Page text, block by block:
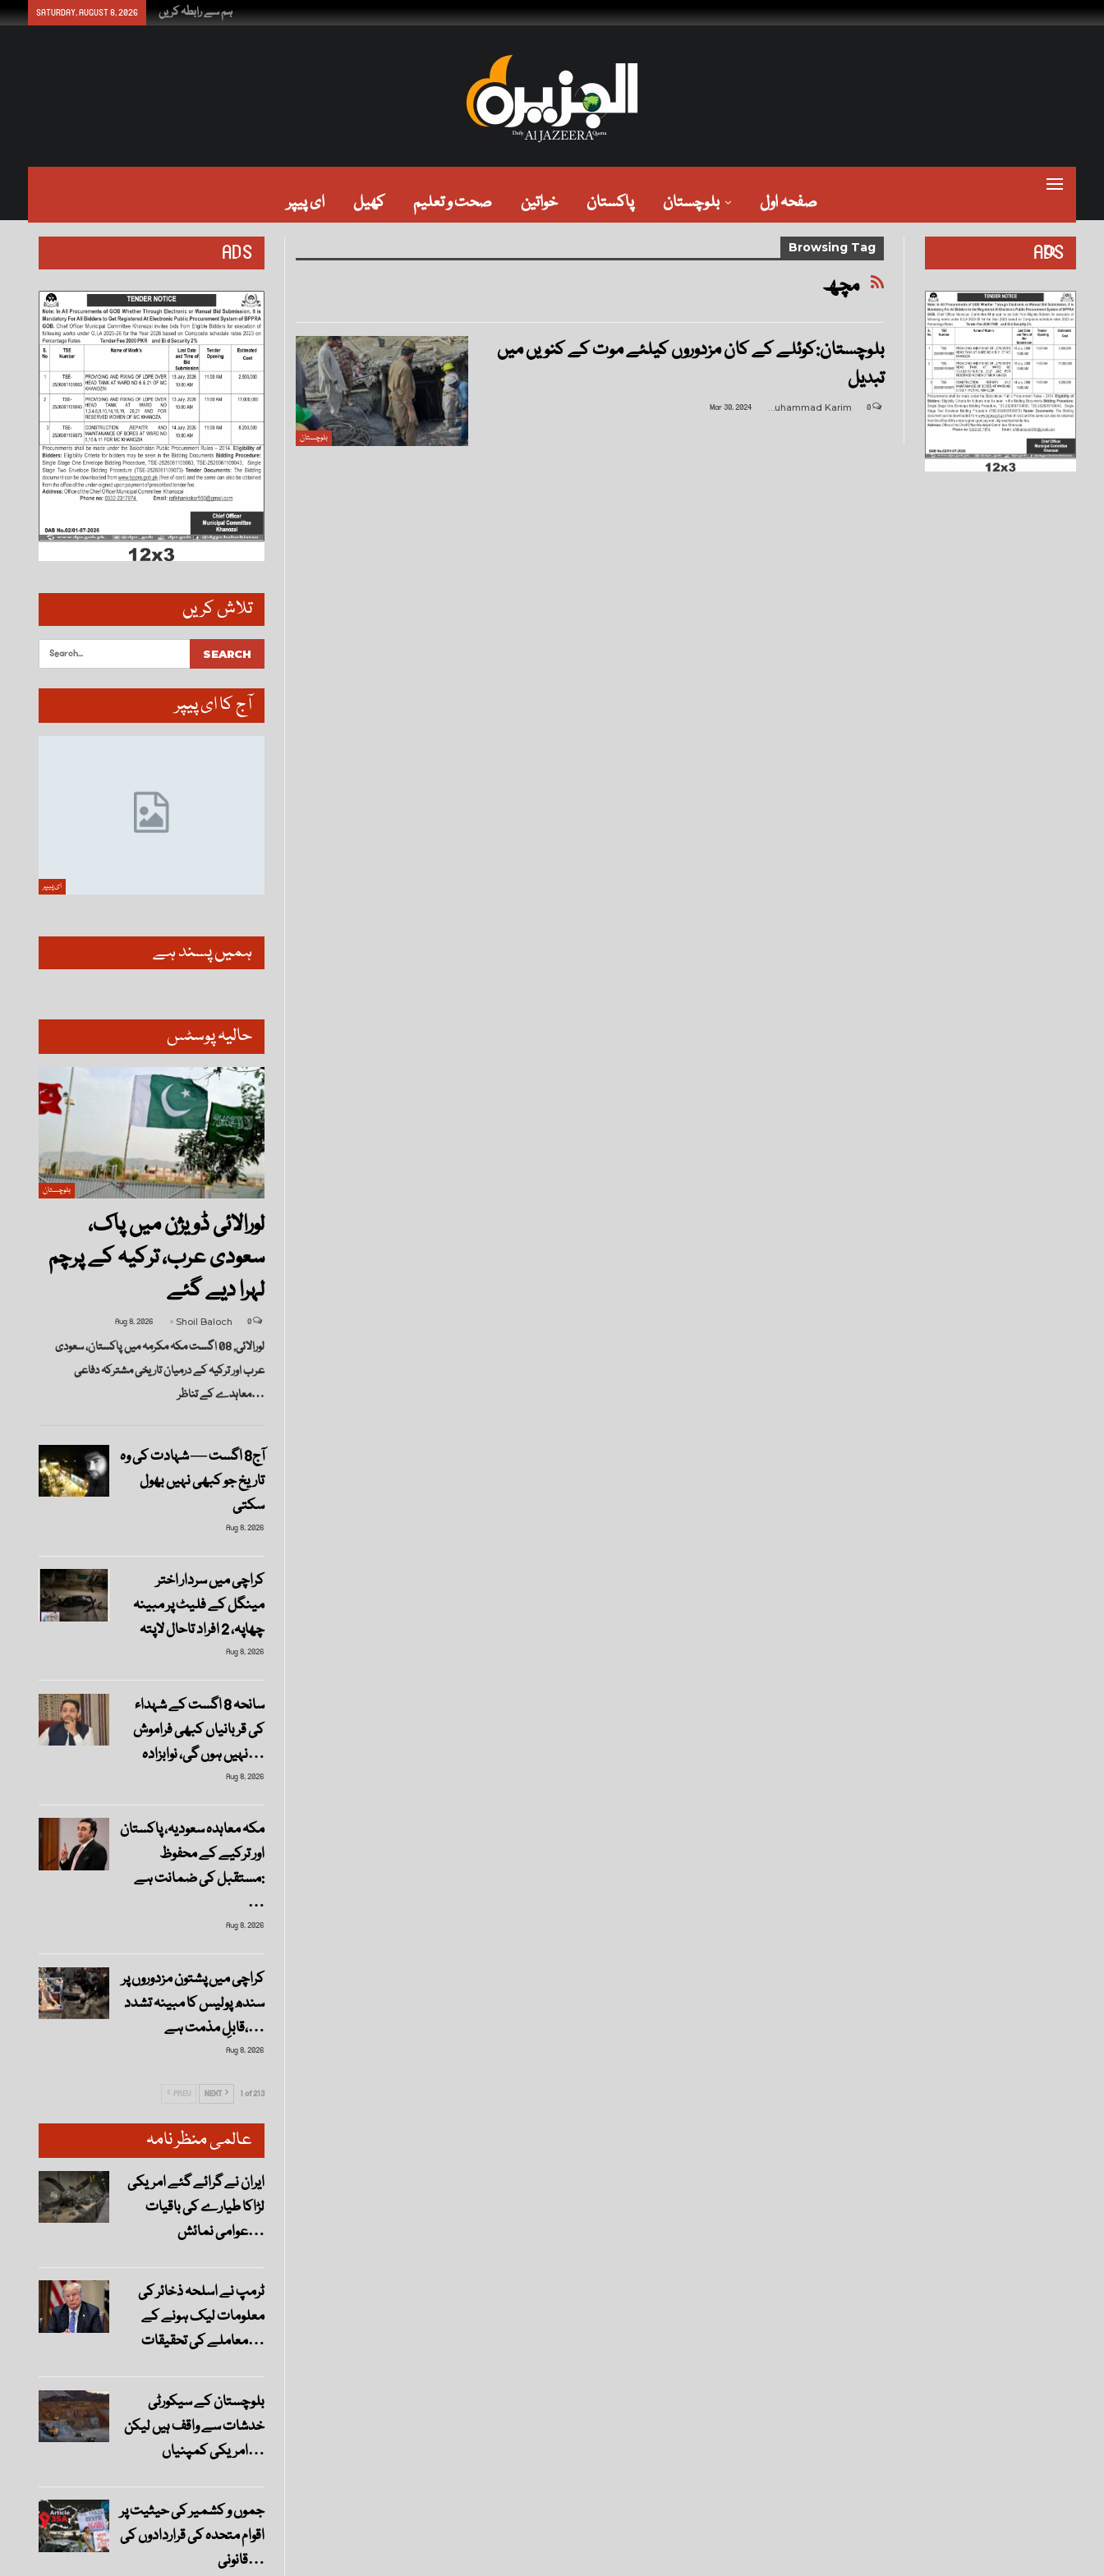
SATURDAY, AUGUST 8, 2026 ہم سے رابطہ کریں
ای پیپر کھیل صحت و تعلیم خواتین پاکستان بلوچستان صفحہ اول
Browsing Tag
مچھ
بلوچستان
بلوچستان:کوئلے کے کان مزدوروں کیلئے موت کے کنویں میں
تبدیل
Mar 30, 2024
ADS
تلاش کریں
آج کا ای پیپر
ای پیپر
ہمیں پسند ہے
حالیہ پوسٹس
بلوچستان
لورالائی ڈویژن میں پاک،
سعودی عرب، ترکیہ کے پرچم
لہرا دیے گئے
Shoil Baloch
Aug 8, 2026
لورالائی, 08 اگست مکہ مکرمہ میں پاکستان، سعودی
عرب اور ترکیہ کے درمیان تاریخی مشترکہ دفاعی
معاہدے کے تناظر…
آج8 اگست — شہادت کی وہ
تاریخ جو کبھی نہیں بھول
سکتی
Aug 8, 2026
کراچی میں سردار اختر
مینگل کے فلیٹ پر مبینہ
چھاپہ، 2 افراد تاحال لاپتہ
Aug 8, 2026
سانحہ 8 اگست کے شہداء
کی قربانیاں کبھی فراموش
نہیں ہوں گی، نوابزادہ…
Aug 8, 2026
مکہ معاہدہ سعودیہ، پاکستان
اور ترکیے کے محفوظ
مستقبل کی ضمانت ہے:
…
Aug 8, 2026
کراچی میں پشتون مزدوروں پر
سندھ پولیس کا مبینہ تشدد
قابلِ مذمت ہے،…
Aug 8, 2026
PREV NEXT 1 of 213
عالمی منظر نامہ
ایران نے گرائے گئے امریکی
لڑاکا طیارے کی باقیات
عوامی نمائش…
ٹرمپ نے اسلحہ ذخائر کی
معلومات لیک ہونے کے
معاملے کی تحقیقات…
بلوچستان کے سیکورٹی
خدشات سے واقف ہیں لیکن
امریکی کمپنیاں…
جموں و کشمیر کی حیثیت پر
اقوام متحدہ کی قراردادوں کی
قانونی…
ADS